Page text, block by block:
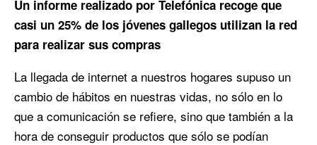
Un informe realizado por Telefónica recoge que
casi un 25% de los jóvenes gallegos utilizan la red
para realizar sus compras
La llegada de internet a nuestros hogares supuso un
cambio de hábitos en nuestras vidas, no sólo en lo
que a comunicación se refiere, sino que también a la
hora de conseguir productos que sólo se podían